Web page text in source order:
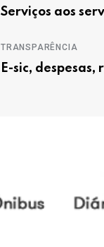
Serviços aos
TRANSPARÊNCIA
E-sic, despesas,